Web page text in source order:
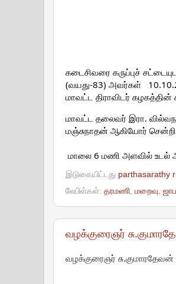
கடைசிவரை கருப்புச்
(வயது-83) அவர்கள்
மாவட்ட திராவிடர்
மாவட்ட தலைவர் இரா.
மஞ்சுநாதன் ஆகியோர்
மாலை 6 மணி அளவில் உடல்
இடுகையிட்டது parthasarathy r
லேபிள்கள்: தரமணி, மறைவு,
வழக்குரைஞர்
வழக்குரைஞர் சு.குமாரதேவன்